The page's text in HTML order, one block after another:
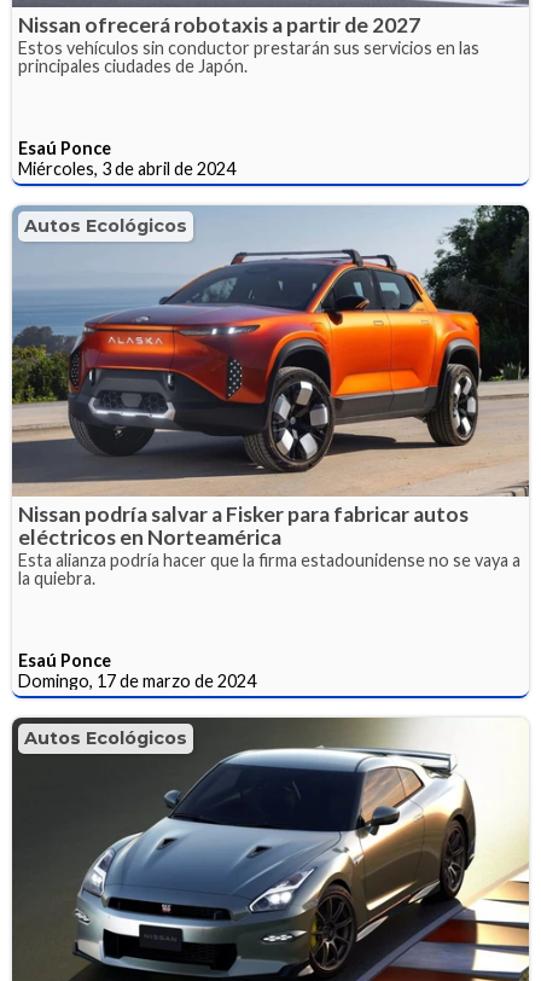
Nissan ofrecerá robotaxis a partir de 2027
Estos vehículos sin conductor prestarán sus servicios en las
principales ciudades de Japón.
Esaú Ponce
Miércoles, 3 de abril de 2024
Autos Ecológicos
Nissan podría salvar a Fisker para fabricar autos
eléctricos en Norteamérica
Esta alianza podría hacer que la firma estadounidense no se vaya a
la quiebra.
Esaú Ponce
Domingo, 17 de marzo de 2024
Autos Ecológicos